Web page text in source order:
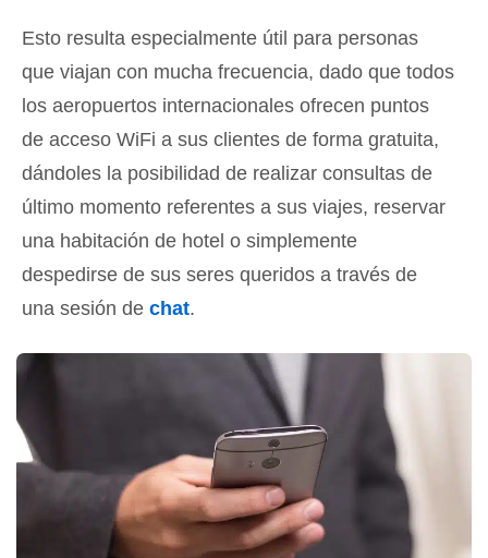
Esto resulta especialmente útil para personas
que viajan con mucha frecuencia, dado que todos
los aeropuertos internacionales ofrecen puntos
de acceso WiFi a sus clientes de forma gratuita,
dándoles la posibilidad de realizar consultas de
último momento referentes a sus viajes, reservar
una habitación de hotel o simplemente
despedirse de sus seres queridos a través de
una sesión de chat.